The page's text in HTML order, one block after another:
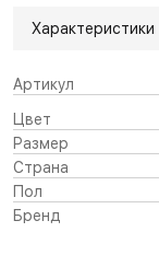
Характеристики
Артикул
Цвет
Размер
Страна
Пол
Бренд